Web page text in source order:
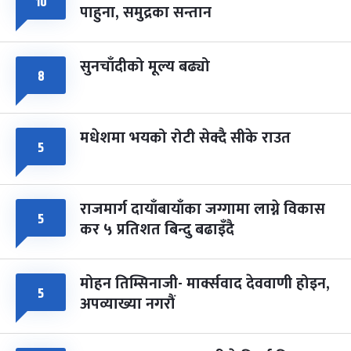
८
सोम चैत्र ८, २०८३-Mar 22, 2027
पाहुना, समुद्रका सन्तान
८ सुनचाँदीको मूल्य बढ्यो
५ मधेशमा भयको रोटी सेक्दै सीके राउत
५ राजमार्ग दायाँबायाँका जग्गामा लाग्ने विकास
कर ५ प्रतिशत बिन्दु बढाइँदै
५ मोहन तिम्सिनाजी- मार्क्सवाद देववाणी होइन,
अपव्याख्या नगरौं